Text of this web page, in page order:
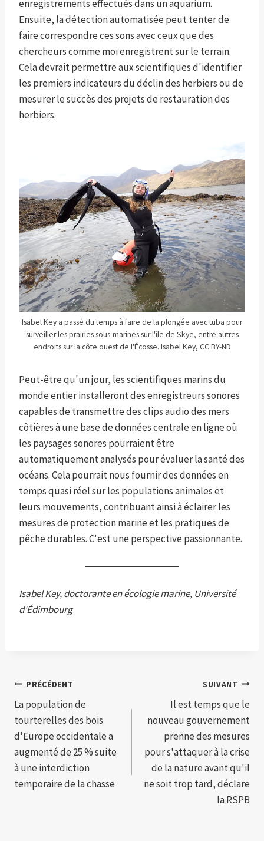
enregistrements effectués dans un aquarium.
Ensuite, la détection automatisée peut tenter de
faire correspondre ces sons avec ceux que des
chercheurs comme moi enregistrent sur le terrain.
Cela devrait permettre aux scientifiques d'identifier
les premiers indicateurs du déclin des herbiers ou de
mesurer le succès des projets de restauration des
herbiers.
Isabel Key a passé du temps à faire de la plongée avec tuba pour
surveiller les prairies sous-marines sur l'île de Skye, entre autres
endroits sur la côte ouest de l'Écosse. Isabel Key, CC BY-ND
Peut-être qu'un jour, les scientifiques marins du
monde entier installeront des enregistreurs sonores
capables de transmettre des clips audio des mers
côtières à une base de données centrale en ligne où
les paysages sonores pourraient être
automatiquement analysés pour évaluer la santé des
océans. Cela pourrait nous fournir des données en
temps quasi réel sur les populations animales et
leurs mouvements, contribuant ainsi à éclairer les
mesures de protection marine et les pratiques de
pêche durables. C'est une perspective passionnante.
Isabel Key, doctorante en écologie marine, Université
d'Édimbourg
Navigation
de
l’article
PRÉCÉDENT
La population de
tourterelles des bois
d'Europe occidentale a
augmenté de 25 % suite
à une interdiction
temporaire de la chasse
SUIVANT
Il est temps que le
nouveau gouvernement
prenne des mesures
pour s'attaquer à la crise
de la nature avant qu'il
ne soit trop tard, déclare
la RSPB